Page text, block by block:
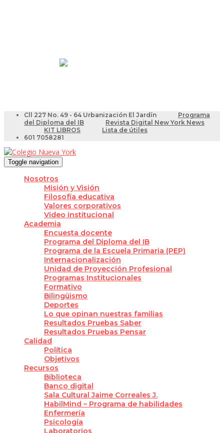
Cll 227 No. 49 - 64 Urbanización El Jardín
Programa
del Diploma del IB
Revista Digital New York News
KIT LIBROS
Lista de útiles
601 7058281
Toggle navigation
Nosotros
Misión y Visión
Filosofía educativa
Valores corporativos
Video institucional
Academia
Encuesta docente
Programa del Diploma del IB
Programa de la Escuela Primaria (PEP)
Internacionalización
Unidad de Proyección Profesional
Programas Institucionales
Formativo
Bilingüismo
Deportes
Lo que opinan nuestras familias
Resultados Pruebas Saber
Resultados Pruebas Pensar
Calidad
Política
Objetivos
Recursos
Biblioteca
Banco digital
Sala Cultural Jaime Correales J.
HabilMind – Programa de habilidades
Enfermería
Psicología
Laboratorios